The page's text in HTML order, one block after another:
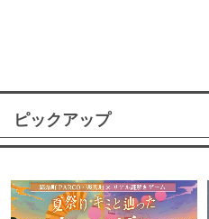
ピックアップ